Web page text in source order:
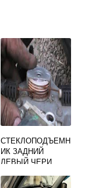
СТЕКЛОПОДЪЕМН
ИК ЗАДНИЙ
ЛЕВЫЙ ЧЕРИ